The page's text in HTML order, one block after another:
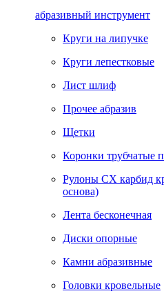
абразивный инструмент
Круги на липучке
Круги лепестковые
Лист шлиф
Прочее абразив
Щетки
Коронки трубчатые
Рулоны CX карбид
основа)
Лента бесконечная
Диски опорные
Камни абразивные
Головки кровельные